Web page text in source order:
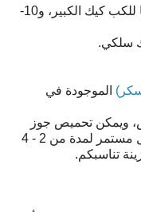
- تخبز في الفرن لمدة 15-25 دقيقة تقريبًا للكب كيك الكبير، و10-
سلكي.
الموجودة في
ويمكن تحميص جوز
الهند المبشور على نار هادئة وتقليبه بشكل مستمر لمدة من 2 - 4
تناسبكم.